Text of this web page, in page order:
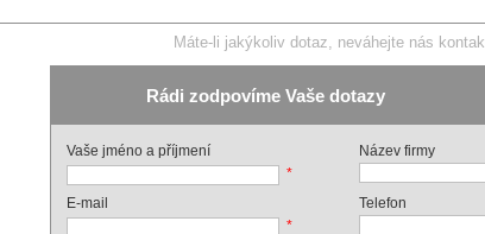
Máte-li jakýkoliv dotaz, neváhejte nás
Rádi zodpovíme Vaše dotazy
Vaše jméno a příjmení
*
Název firmy
E-mail
*
Telefon